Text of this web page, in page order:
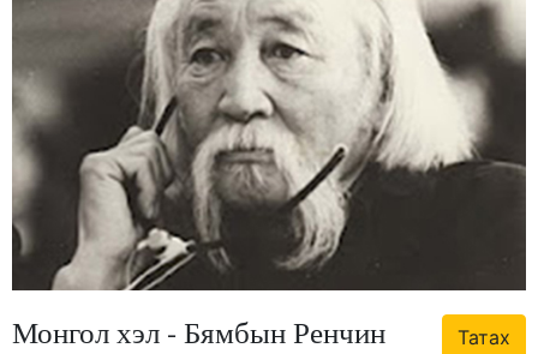
Монгол хэл - Бямбын Ренчин Татах